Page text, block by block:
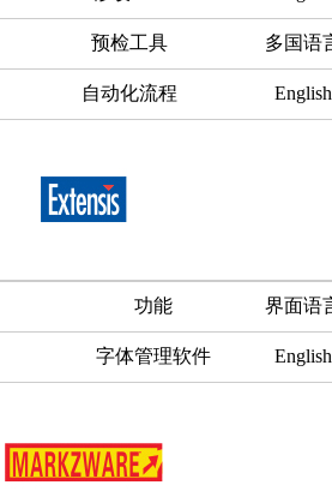
预检工具 多国语
自动化流程 English
功能 界面语
字体管理软件 English